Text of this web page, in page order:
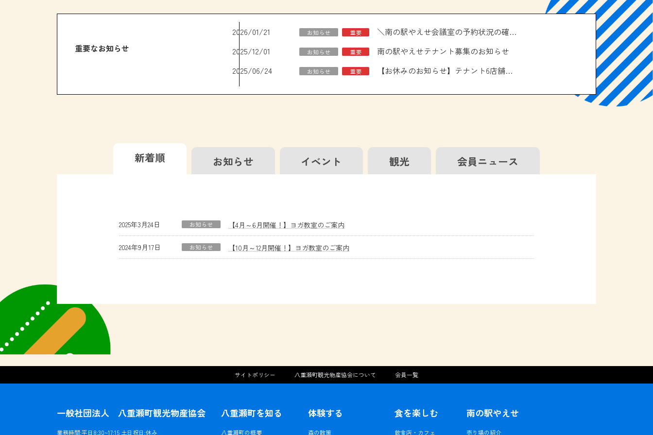
重要なお知らせ
2026/01/21 お知らせ 重要
＼南の駅やえせ会議室の予約状況の確認はこちら！／
2025/12/01
お知らせ 重要
南の駅やえせテナント募集のお知らせ
2025/06/24
お知らせ 重要 【お休みのお知らせ】テナント6店舗、エアコン取り換え工事について
新着順 お知らせ イベント 観光 会員ニュース
2025年3月24日 お知らせ 【4月～6月開催！】ヨガ教室のご案内
2024年9月17日 お知らせ 【10月～12月開催！】ヨガ教室のご案内
サイトポリシー 八重瀬町観光物産協会について 会員一覧
一般社団法人 八重瀬町観光物産協会
業務時間:平日8:30~17:15 土日祝日:休み
八重瀬町を知る
八重瀬町の概要
体験する
森の散策
食を楽しむ
飲食店・カフェ
南の駅やえせ
売り場の紹介